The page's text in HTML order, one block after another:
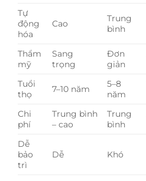
Tự
động
hóa
Cao
Trung
bình
Thẩm
mỹ
Sang
trọng
Đơn
giản
Tuổi
thọ
7–10 năm
5–8
năm
Chi
phí
Trung bình
– cao
Trung
bình
Dễ
bảo
trì
Dễ Khó